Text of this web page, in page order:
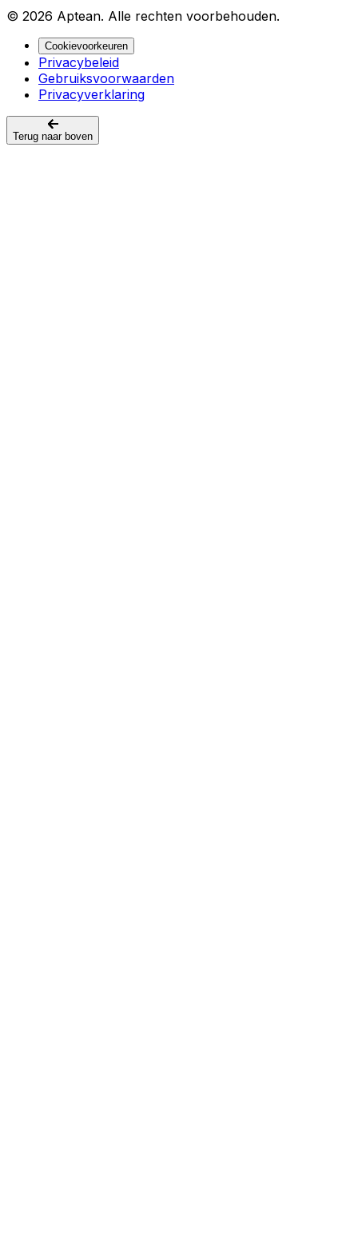
© 2026 Aptean. Alle rechten voorbehouden.
Cookievoorkeuren
Privacybeleid
Gebruiksvoorwaarden
Privacyverklaring
Terug naar boven